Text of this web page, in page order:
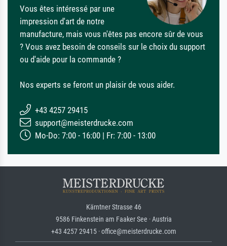
Vous êtes intéressé par une
impression d'art de notre
manufacture, mais vous n'êtes pas encore sûr de vous
? Vous avez besoin de conseils sur le choix du support
ou d'aide pour la commande ?
Nos experts se feront un plaisir de vous aider.
+43 4257 29415
support@meisterdrucke.com
Mo-Do: 7:00 - 16:00 | Fr: 7:00 - 13:00
Kärntner Strasse 46
9586 Finkenstein am Faaker See · Austria
+43 4257 29415 · office@meisterdrucke.com